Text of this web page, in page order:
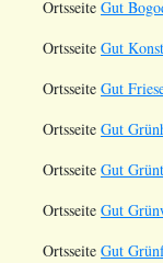
Ortsseite Gut
Ortsseite Gut
Ortsseite Gut
Ortsseite Gut
Ortsseite Gut
Ortsseite Gut
Ortsseite Gut